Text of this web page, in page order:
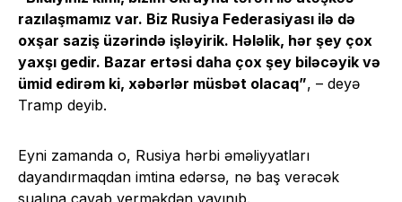
razılaşmamız var. Biz Rusiya Federasiyası ilə də
oxşar saziş üzərində işləyirik. Hələlik, hər şey çox
yaxşı gedir. Bazar ertəsi daha çox şey biləcəyik və
ümid edirəm ki, xəbərlər müsbət olacaq”, – deyə
Tramp deyib.
Eyni zamanda o, Rusiya hərbi əməliyyatları
dayandırmaqdan imtina edərsə, nə baş verəcək